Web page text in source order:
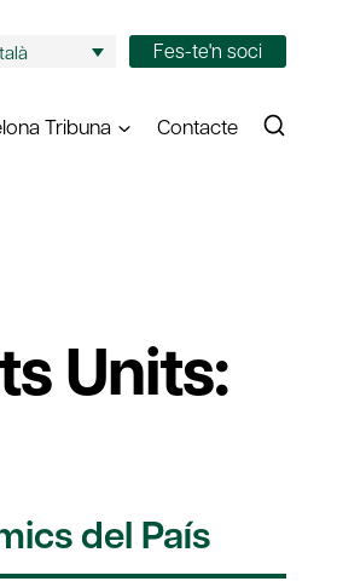
Fes-te'n soci
Tribuna Contacte
Units:
del País